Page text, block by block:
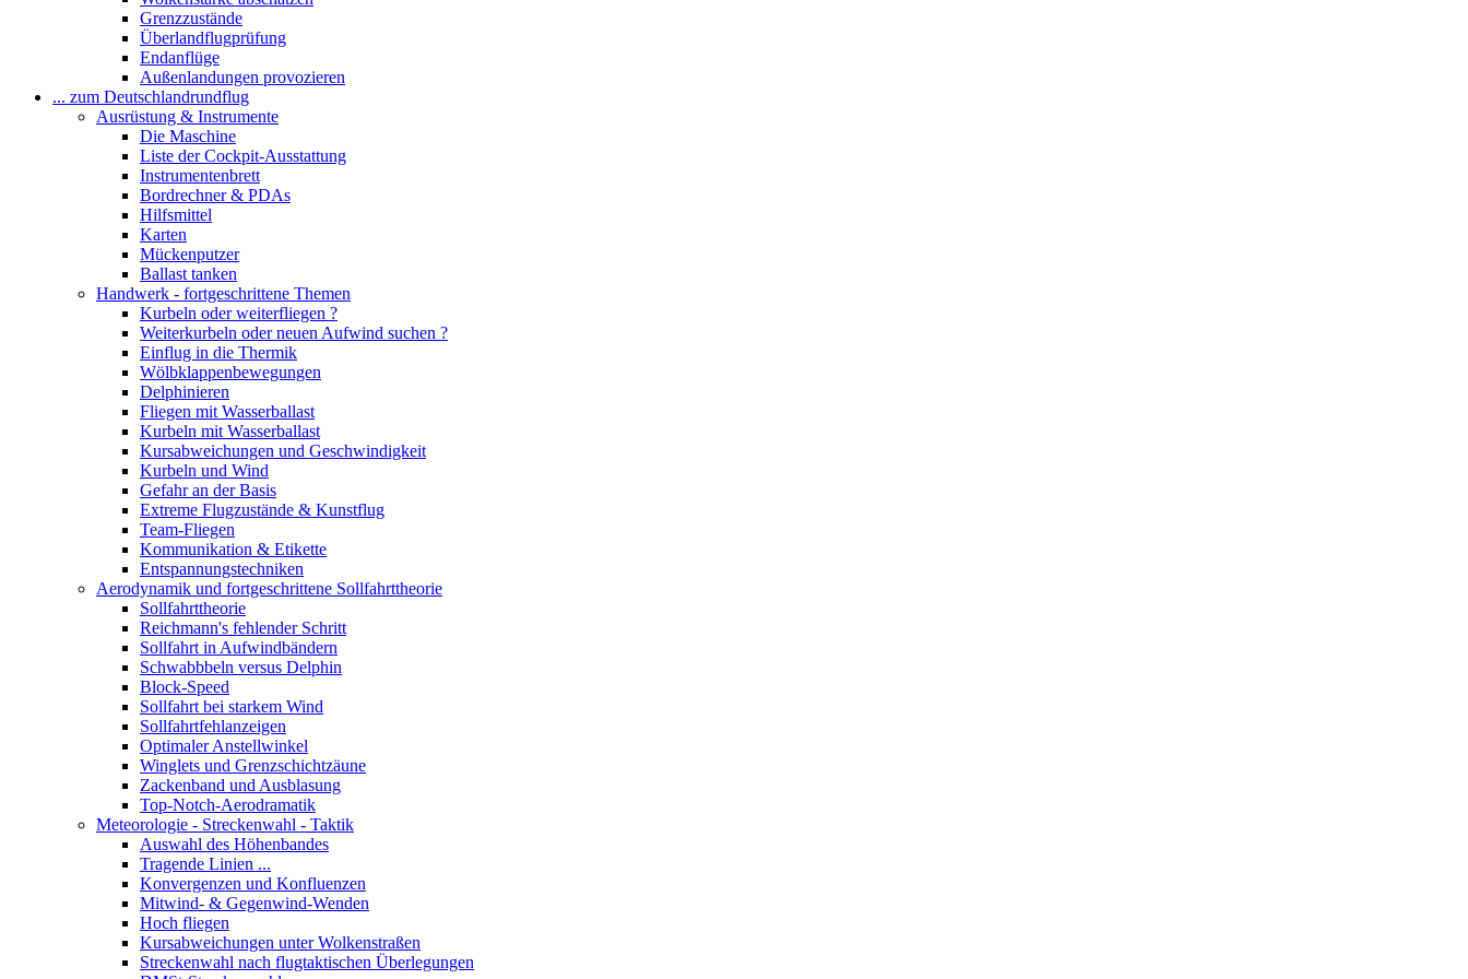
Grenzzustände
Überlandflugprüfung
Endanflüge
Außenlandungen provozieren
... zum Deutschlandrundflug
Ausrüstung & Instrumente
Die Maschine
Liste der Cockpit-Ausstattung
Instrumentenbrett
Bordrechner & PDAs
Hilfsmittel
Karten
Mückenputzer
Ballast tanken
Handwerk - fortgeschrittene Themen
Kurbeln oder weiterfliegen ?
Weiterkurbeln oder neuen Aufwind suchen ?
Einflug in die Thermik
Wölbklappenbewegungen
Delphinieren
Fliegen mit Wasserballast
Kurbeln mit Wasserballast
Kursabweichungen und Geschwindigkeit
Kurbeln und Wind
Gefahr an der Basis
Extreme Flugzustände & Kunstflug
Team-Fliegen
Kommunikation & Etikette
Entspannungstechniken
Aerodynamik und fortgeschrittene Sollfahrttheorie
Sollfahrttheorie
Reichmann's fehlender Schritt
Sollfahrt in Aufwindbändern
Schwabbbeln versus Delphin
Block-Speed
Sollfahrt bei starkem Wind
Sollfahrtfehlanzeigen
Optimaler Anstellwinkel
Winglets und Grenzschichtzäune
Zackenband und Ausblasung
Top-Notch-Aerodramatik
Meteorologie - Streckenwahl - Taktik
Auswahl des Höhenbandes
Tragende Linien ...
Konvergenzen und Konfluenzen
Mitwind- & Gegenwind-Wenden
Hoch fliegen
Kursabweichungen unter Wolkenstraßen
Streckenwahl nach flugtaktischen Überlegungen